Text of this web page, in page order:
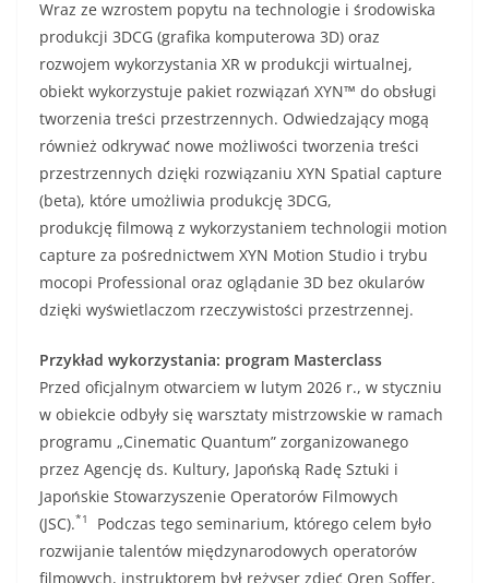
Wraz ze wzrostem popytu na technologie i środowiska
produkcji 3DCG (grafika komputerowa 3D) oraz
rozwojem wykorzystania XR w produkcji wirtualnej,
obiekt wykorzystuje pakiet rozwiązań XYN™ do obsługi
tworzenia treści przestrzennych. Odwiedzający mogą
również odkrywać nowe możliwości tworzenia treści
przestrzennych dzięki rozwiązaniu XYN Spatial capture
(beta), które umożliwia produkcję 3DCG,
produkcję filmową z wykorzystaniem technologii motion
capture za pośrednictwem XYN Motion Studio i trybu
mocopi Professional oraz oglądanie 3D bez okularów
dzięki wyświetlaczom rzeczywistości przestrzennej.
Przykład wykorzystania: program Masterclass
Przed oficjalnym otwarciem w lutym 2026 r., w styczniu
w obiekcie odbyły się warsztaty mistrzowskie w ramach
programu „Cinematic Quantum” zorganizowanego
przez Agencję ds. Kultury, Japońską Radę Sztuki i
Japońskie Stowarzyszenie Operatorów Filmowych
(JSC).*1
Podczas tego seminarium, którego celem było
rozwijanie talentów międzynarodowych operatorów
filmowych, instruktorem był reżyser zdjęć Oren Soffer,